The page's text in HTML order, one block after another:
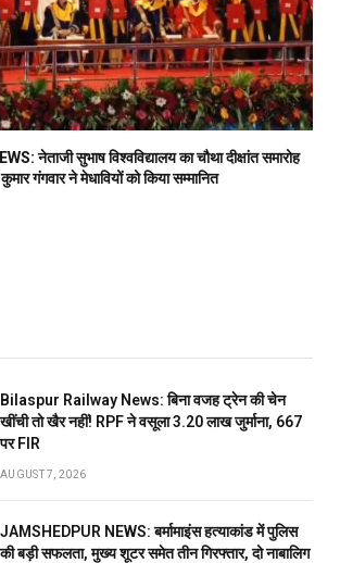
नेताजी सुभाष विश्वविद्यालय का चौथा दीक्षांत समारोह
गंगवार ने मेधावियों को किया सम्मानित
Bilaspur Railway News: बिना वजह ट्रेन की चेन
खींची तो खैर नहीं! RPF ने वसूला 3.20 लाख जुर्माना, 667
पर FIR
AUGUST 7, 2026
JAMSHEDPUR NEWS: बर्मामाइंस हत्याकांड में पुलिस
की बड़ी सफलता, मुख्य शूटर समेत तीन गिरफ्तार, दो नाबालिग